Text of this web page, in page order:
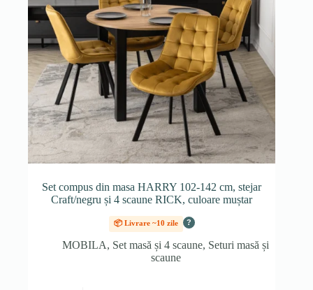
Set compus din masa HARRY 102-142 cm, stejar
Craft/negru și 4 scaune RICK, culoare muștar
📦 Livrare ~10 zile ?
MOBILA, Set masă și 4 scaune, Seturi masă și
scaune